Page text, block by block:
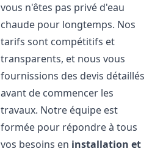
vous n'êtes pas privé d'eau
chaude pour longtemps. Nos
tarifs sont compétitifs et
transparents, et nous vous
fournissions des devis détaillés
avant de commencer les
travaux. Notre équipe est
formée pour répondre à tous
vos besoins en installation et